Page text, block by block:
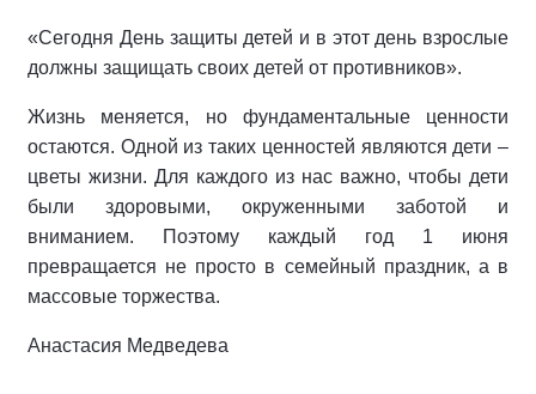
«Сегодня День защиты детей и в этот день взрослые
должны защищать своих детей от противников».
Жизнь меняется, но фундаментальные ценности
остаются. Одной из таких ценностей являются дети –
цветы жизни. Для каждого из нас важно, чтобы дети
были здоровыми, окруженными заботой и
вниманием. Поэтому каждый год 1 июня
превращается не просто в семейный праздник, а в
массовые торжества.
Анастасия Медведева